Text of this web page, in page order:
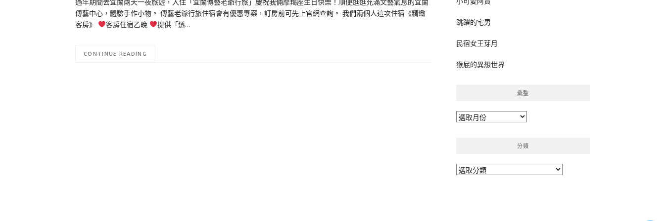
傳藝中心，體驗手作小物。 傳藝老爺行旅住宿會有優惠專案，訂房前可先上官網查詢。 我們兩個人這次住宿《精緻
客房》
客房住宿乙晚 提供「透…
CONTINUE READING
跳躍的宅男
民宿女王芽月
猴屁的異想世界
彙整
彙
分類
分